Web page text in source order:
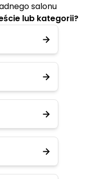
salonu
lub kategorii?